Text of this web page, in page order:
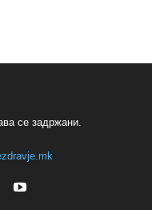
се задржани.